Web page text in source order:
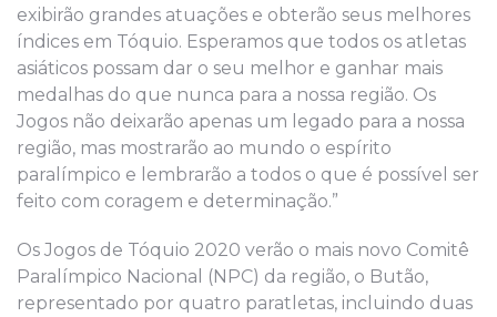
exibirão grandes atuações e obterão seus melhores
índices em Tóquio. Esperamos que todos os atletas
asiáticos possam dar o seu melhor e ganhar mais
medalhas do que nunca para a nossa região. Os
Jogos não deixarão apenas um legado para a nossa
região, mas mostrarão ao mundo o espírito
paralímpico e lembrarão a todos o que é possível ser
feito com coragem e determinação.”
Os Jogos de Tóquio 2020 verão o mais novo Comitê
Paralímpico Nacional (NPC) da região, o Butão,
representado por quatro paratletas, incluindo duas